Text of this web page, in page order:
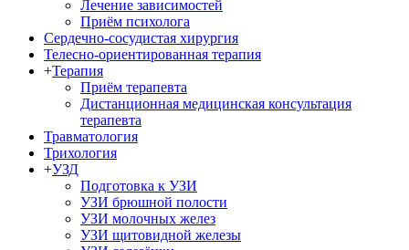
Лечение зависимостей
Приём психолога
Сердечно-сосудистая хирургия
Телесно-ориентированная терапия
+Терапия
Приём терапевта
Дистанционная медицинская консультация
терапевта
Травматология
Трихология
+УЗД
Подготовка к УЗИ
УЗИ брюшной полости
УЗИ молочных желез
УЗИ щитовидной железы